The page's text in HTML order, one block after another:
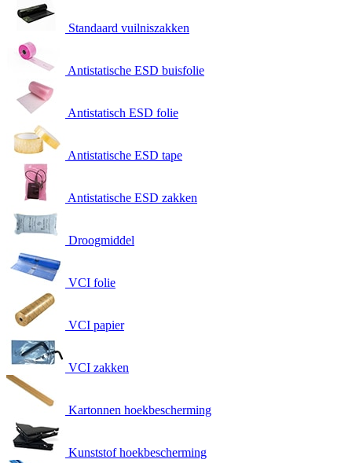
Standaard vuilniszakken
Antistatische ESD buisfolie
Antistatisch ESD folie
Antistatische ESD tape
Antistatische ESD zakken
Droogmiddel
VCI folie
VCI papier
VCI zakken
Kartonnen hoekbescherming
Kunststof hoekbescherming